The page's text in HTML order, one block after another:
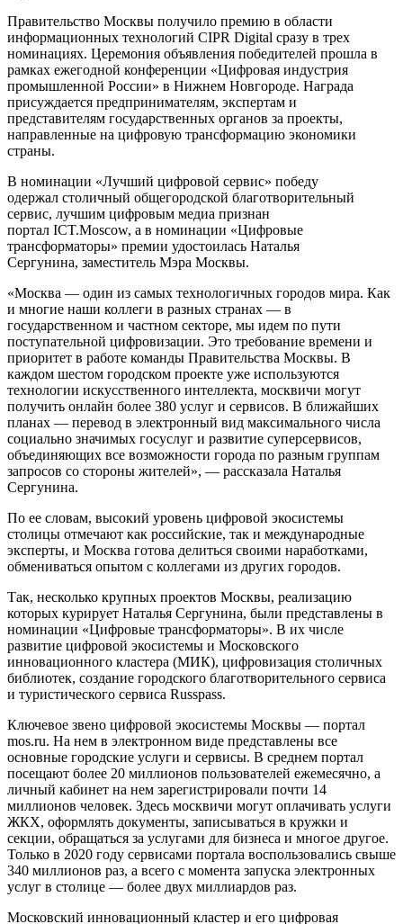
Правительство Москвы получило премию в области
информационных технологий CIPR Digital сразу в трех
номинациях. Церемония объявления победителей прошла в
рамках ежегодной конференции «Цифровая индустрия
промышленной России» в Нижнем Новгороде. Награда
присуждается предпринимателям, экспертам и
представителям государственных органов за проекты,
направленные на цифровую трансформацию экономики
страны.
В номинации «Лучший цифровой сервис» победу
одержал столичный общегородской благотворительный
сервис, лучшим цифровым медиа признан
портал ICT.Moscow, а в номинации «Цифровые
трансформаторы» премии удостоилась Наталья
Сергунина, заместитель Мэра Москвы.
«Москва — один из самых технологичных городов мира. Как
и многие наши коллеги в разных странах — в
государственном и частном секторе, мы идем по пути
поступательной цифровизации. Это требование времени и
приоритет в работе команды Правительства Москвы. В
каждом шестом городском проекте уже используются
технологии искусственного интеллекта, москвичи могут
получить онлайн более 380 услуг и сервисов. В ближайших
планах — перевод в электронный вид максимального числа
социально значимых госуслуг и развитие суперсервисов,
объединяющих все возможности города по разным группам
запросов со стороны жителей», — рассказала Наталья
Сергунина.
По ее словам, высокий уровень цифровой экосистемы
столицы отмечают как российские, так и международные
эксперты, и Москва готова делиться своими наработками,
обмениваться опытом с коллегами из других городов.
Так, несколько крупных проектов Москвы, реализацию
которых курирует Наталья Сергунина, были представлены в
номинации «Цифровые трансформаторы». В их числе
развитие цифровой экосистемы и Московского
инновационного кластера (МИК), цифровизация столичных
библиотек, создание городского благотворительного сервиса
и туристического сервиса Russpass.
Ключевое звено цифровой экосистемы Москвы — портал
mos.ru. На нем в электронном виде представлены все
основные городские услуги и сервисы. В среднем портал
посещают более 20 миллионов пользователей ежемесячно, а
личный кабинет на нем зарегистрировали почти 14
миллионов человек. Здесь москвичи могут оплачивать услуги
ЖКХ, оформлять документы, записываться в кружки и
секции, обращаться за услугами для бизнеса и многое другое.
Только в 2020 году сервисами портала воспользовались свыше
340 миллионов раз, а всего с момента запуска электронных
услуг в столице — более двух миллиардов раз.
Московский инновационный кластер и его цифровая